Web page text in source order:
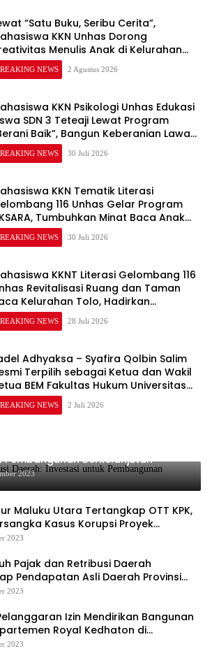
“Satu Buku, Seribu Cerita”,
KKN Unhas Dorong
Menulis Anak di Kelurahan
NEWS 2 Agustus 2026
KKN Psikologi Unhas Edukasi
SDN 3 Teteaji Lewat Program
Baik”, Bangun Keberanian Lawan
NEWS 30 Juli 2026
KKN Tematik Literasi
116 Unhas Gelar Program
Tumbuhkan Minat Baca Anak
Membaca Nyaring
NEWS 30 Juli 2026
KKNT Literasi Gelombang 116
Revitalisasi Ruang dan Taman
Kelurahan Tolo, Hadirkan
sebagai Pusat Literasi
NEWS 28 Juli 2026
Adhyaksa – Syafira Qolbin Salim
Terpilih sebagai Ketua dan Wakil
BEM Fakultas Hukum Universitas
Periode 2026–2027
NEWS 2 Juli 2026
Retribusi Daerah: Investasi
Pembangunan Berkelanjutan
2023
Maluku Utara Tertangkap OTT KPK,
Kasus Korupsi Proyek
Barang dan Jasa
2023
Pajak dan Retribusi Daerah
Pendapatan Asli Daerah Provinsi
2023
Izin Mendirikan Bangunan
Royal Kedhaton di
2023